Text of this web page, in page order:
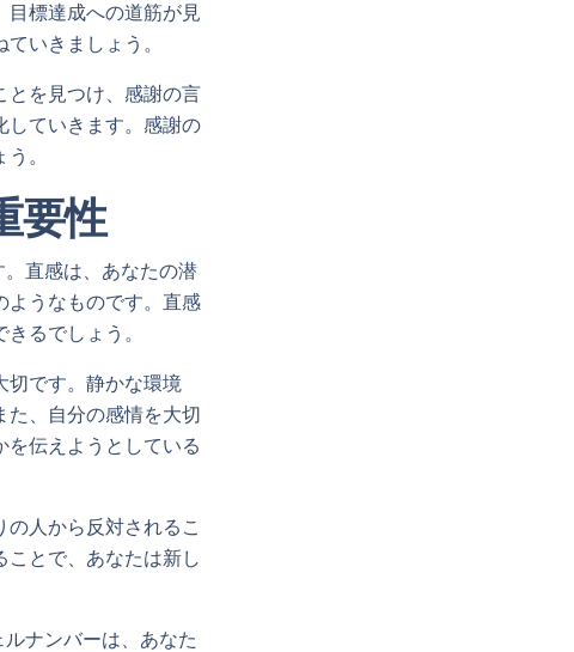
目標達成への道筋が見
いきましょう。
とを見つけ、感謝の言
していきます。感謝の
。
要性
直感は、あなたの潜
ようなものです。直感
るでしょう。
切です。静かな環境
た、自分の感情を大切
伝えようとしている
人から反対されるこ
ことで、あなたは新し
ナンバーは、あなた